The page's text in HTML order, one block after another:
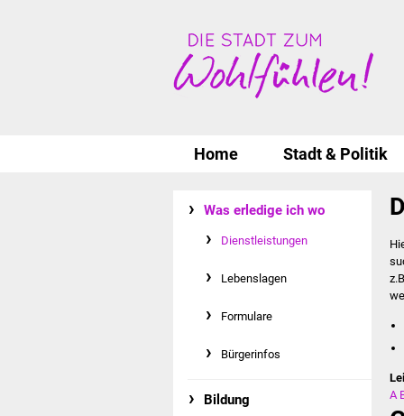
Home Stadt & Politik
Was erledige ich wo
Dienstleistungen
Lebenslagen
Formulare
Bürgerinfos
Bildung
A